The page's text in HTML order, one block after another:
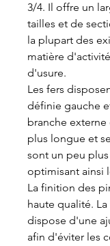
3/4. Il offre un
tailles et de
la plupart des
matière
d'usure.
Les fers
définie gauche
branche
plus longue et
sont un peu plus
optimisant ainsi
La finition des
haute qualité.
dispose d'une
afin d'éviter les